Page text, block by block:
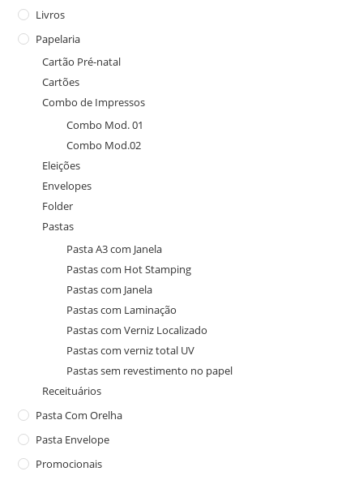
Livros
Papelaria
Cartão Pré-natal
Cartões
Combo de Impressos
Combo Mod. 01
Combo Mod.02
Eleições
Envelopes
Folder
Pastas
Pasta A3 com Janela
Pastas com Hot Stamping
Pastas com Janela
Pastas com Laminação
Pastas com Verniz Localizado
Pastas com verniz total UV
Pastas sem revestimento no papel
Receituários
Pasta Com Orelha
Pasta Envelope
Promocionais